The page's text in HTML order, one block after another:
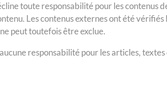
toute responsabilité pour les contenus
Les contenus externes ont été
peut toutefois être exclue.
responsabilité pour les articles,